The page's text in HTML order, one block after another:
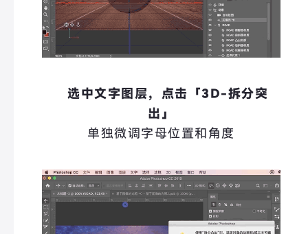
选中文字图层，点击「3D-拆分突
出」
单独微调字母位置和角度